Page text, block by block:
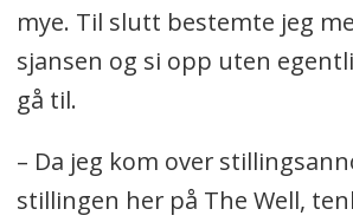
mye. Til slutt bestemte jeg
sjansen og si opp uten
gå til.
– Da jeg kom over
stillingen her på The Well,